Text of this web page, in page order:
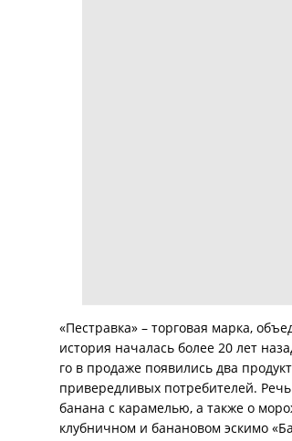
«Пестравка» – торговая марка,
история началась более 20 лет
го в продаже появились два
привередливых потребителей.
банана с карамелью, а также о
клубничном и банановом эскимо